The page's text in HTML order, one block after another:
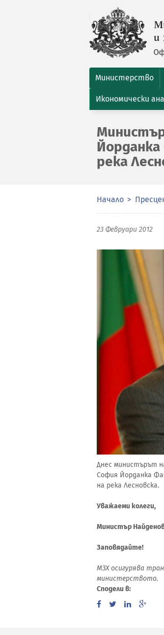
Министерство
Икономически
река
Начало
23 Февруари 2012
Днес министърът
София Йорданка
на река Лесновска.
Уважаеми колеги,
Министър
Заповядайте!
МЗХ осигурява
министерството.
Сподели в: